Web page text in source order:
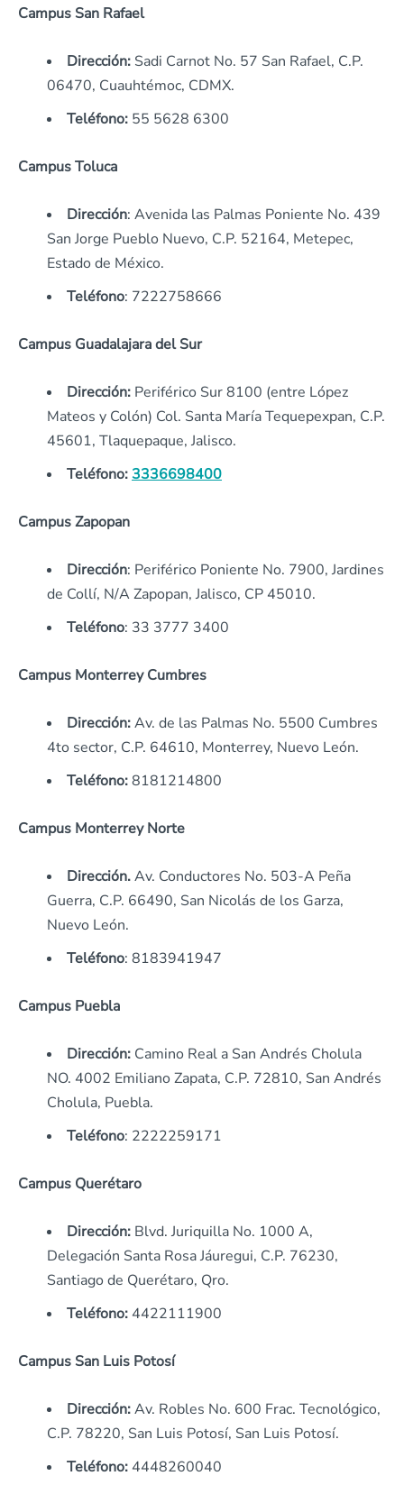
Campus San Rafael
Dirección: Sadi Carnot No. 57 San Rafael, C.P.
06470, Cuauhtémoc, CDMX.
Teléfono: 55 5628 6300
Campus Toluca
Dirección: Avenida las Palmas Poniente No. 439
San Jorge Pueblo Nuevo, C.P. 52164, Metepec,
Estado de México.
Teléfono: 7222758666
Campus Guadalajara del Sur
Dirección: Periférico Sur 8100 (entre López
Mateos y Colón) Col. Santa María Tequepexpan, C.P.
45601, Tlaquepaque, Jalisco.
Teléfono: 3336698400
Campus Zapopan
Dirección: Periférico Poniente No. 7900, Jardines
de Collí, N/A Zapopan, Jalisco, CP 45010.
Teléfono: 33 3777 3400
Campus Monterrey Cumbres
Dirección:Av. de las Palmas No. 5500 Cumbres
4to sector, C.P. 64610, Monterrey, Nuevo León.
Teléfono:8181214800
Campus Monterrey Norte
Dirección.Av. Conductores No. 503-A Peña
Guerra, C.P. 66490, San Nicolás de los Garza,
Nuevo León.
Teléfono: 8183941947
Campus Puebla
Dirección: Camino Real a San Andrés Cholula
NO. 4002 Emiliano Zapata, C.P. 72810, San Andrés
Cholula, Puebla.
Teléfono: 2222259171
Campus Querétaro
Dirección: Blvd. Juriquilla No. 1000 A,
Delegación Santa Rosa Jáuregui, C.P. 76230,
Santiago de Querétaro, Qro.
Teléfono: 4422111900
Campus San Luis Potosí
Dirección:Av. Robles No. 600 Frac. Tecnológico,
C.P. 78220, San Luis Potosí, San Luis Potosí.
Teléfono: 4448260040